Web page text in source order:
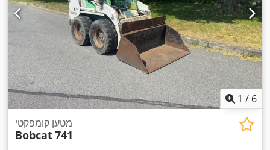
1 / 6
מטען קומפקטי
Bobcat741